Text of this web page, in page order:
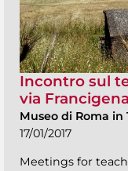
Incontro sul
via
Museo di Roma in
17/01/2017
Meetings for